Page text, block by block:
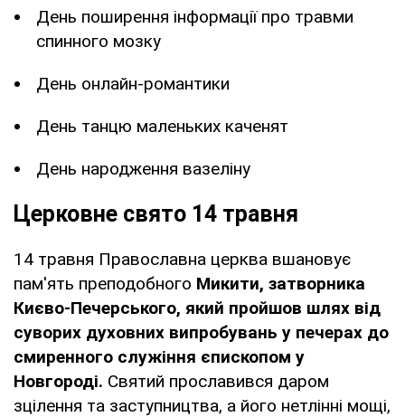
День поширення інформації про травми
спинного мозку
День онлайн-романтики
День танцю маленьких каченят
День народження вазеліну
Церковне свято 14 травня
14 травня Православна церква вшановує
пам'ять преподобного Микити, затворника
Києво-Печерського, який пройшов шлях від
суворих духовних випробувань у печерах до
смиренного служіння єпископом у
Новгороді. Святий прославився даром
зцілення та заступництва, а його нетлінні мощі,